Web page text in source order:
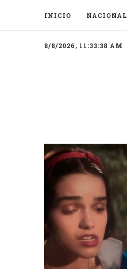
INICIO NACIONAL
8/8/2026, 11:33:38 AM